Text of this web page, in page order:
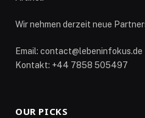
Wir nehmen derzeit neue
Email: contact@lebeninfokus.de
Kontakt: +44 7858 505497
OUR PICKS